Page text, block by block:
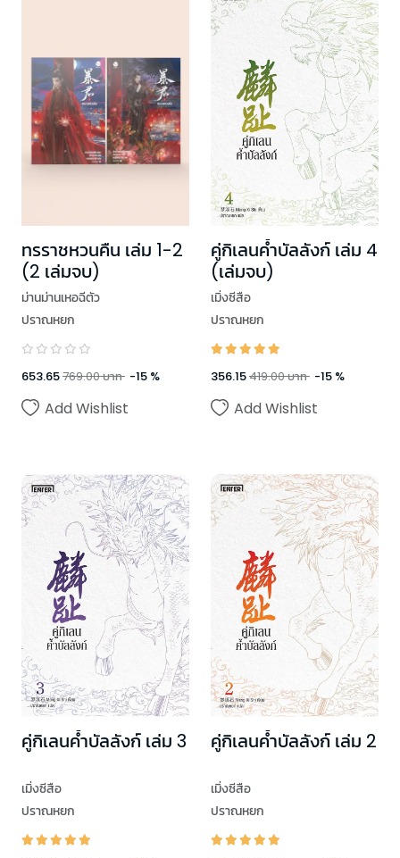
ทรราชหวนคืน เล่ม 1-2
(2 เล่มจบ)
ม่านม่านเหอฉีตัว
ปราณหยก
653.65769.00บาท -15 %
Add Wishlist
คู่กิเลนค้ำบัลลังก์ เล่ม 4
(เล่มจบ)
เมิ่งซีสือ
ปราณหยก
356.15419.00บาท -15 %
Add Wishlist
คู่กิเลนค้ำบัลลังก์ เล่ม 3
เมิ่งซีสือ
ปราณหยก
คู่กิเลนค้ำบัลลังก์ เล่ม 2
เมิ่งซีสือ
ปราณหยก